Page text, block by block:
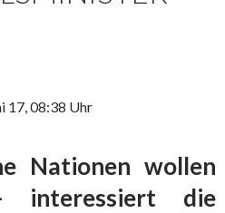
17, 08:38 Uhr
Nationen wollen
die